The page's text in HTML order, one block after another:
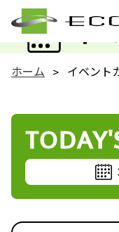
イ
ホーム イベント